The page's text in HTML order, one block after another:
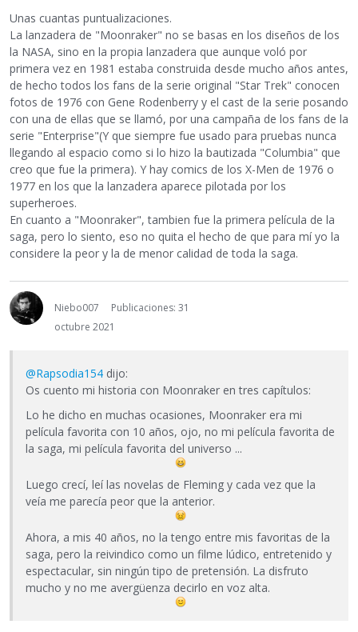
Unas cuantas puntualizaciones.
La lanzadera de "Moonraker" no se basas en los diseños de los
la NASA, sino en la propia lanzadera que aunque voló por
primera vez en 1981 estaba construida desde mucho años antes,
de hecho todos los fans de la serie original "Star Trek" conocen
fotos de 1976 con Gene Rodenberry y el cast de la serie posando
con una de ellas que se llamó, por una campaña de los fans de la
serie "Enterprise"(Y que siempre fue usado para pruebas nunca
llegando al espacio como si lo hizo la bautizada "Columbia" que
creo que fue la primera). Y hay comics de los X-Men de 1976 o
1977 en los que la lanzadera aparece pilotada por los
superheroes.
En cuanto a "Moonraker", tambien fue la primera película de la
saga, pero lo siento, eso no quita el hecho de que para mí yo la
considere la peor y la de menor calidad de toda la saga.
Niebo007
Publicaciones: 31
octubre 2021
@Rapsodia154 dijo:
Os cuento mi historia con Moonraker en tres capítulos:
Lo he dicho en muchas ocasiones, Moonraker era mi
película favorita con 10 años, ojo, no mi película favorita de
la saga, mi película favorita del universo ...
Luego crecí, leí las novelas de Fleming y cada vez que la
veía me parecía peor que la anterior.
Ahora, a mis 40 años, no la tengo entre mis favoritas de la
saga, pero la reivindico como un filme lúdico, entretenido y
espectacular, sin ningún tipo de pretensión. La disfruto
mucho y no me avergüenza decirlo en voz alta.